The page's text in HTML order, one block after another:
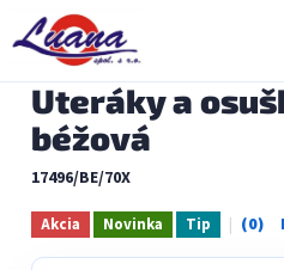
obsah
Uteráky a
béžová
17496/BE/70X
Akcia Novinka Tip